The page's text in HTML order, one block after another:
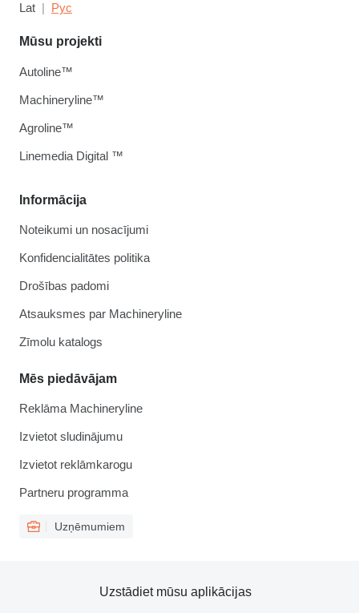
Lat Рус
Informācija
Noteikumi un nosacījumi
Konfidencialitātes politika
Drošības padomi
Atsauksmes par Machineryline
Zīmolu katalogs
Mēs piedāvājam
Reklāma Machineryline
Izvietot sludinājumu
Izvietot reklāmkarogu
Partneru programma
Uzņēmumiem
Mūsu projekti
Autoline™
Machineryline™
Agroline™
Linemedia Digital ™
Uzstādiet mūsu aplikācijas